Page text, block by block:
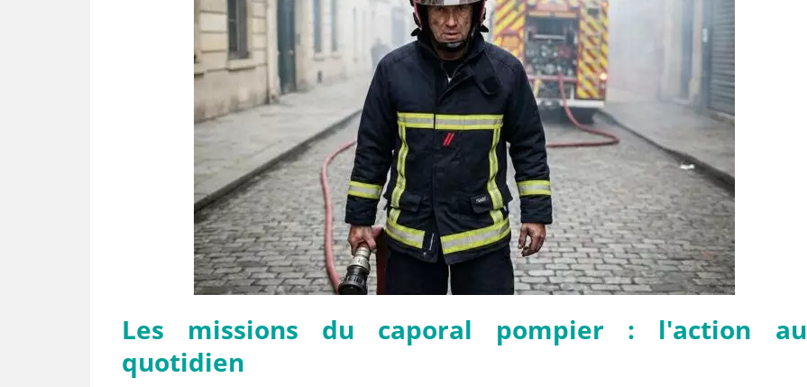
Les missions du caporal pompier : l'action au
quotidien